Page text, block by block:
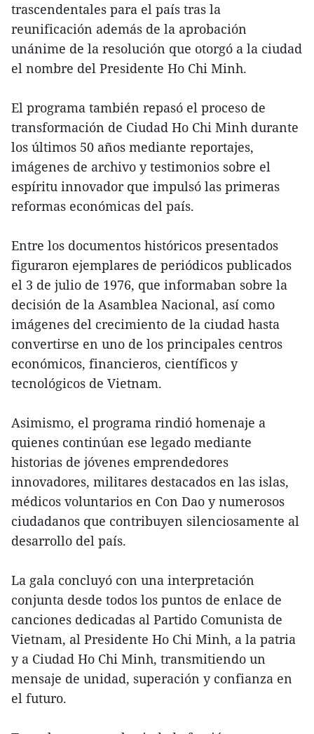
trascendentales para el país tras la
reunificación además de la aprobación
unánime de la resolución que otorgó a la ciudad
el nombre del Presidente Ho Chi Minh.
El programa también repasó el proceso de
transformación de Ciudad Ho Chi Minh durante
los últimos 50 años mediante reportajes,
imágenes de archivo y testimonios sobre el
espíritu innovador que impulsó las primeras
reformas económicas del país.
Entre los documentos históricos presentados
figuraron ejemplares de periódicos publicados
el 3 de julio de 1976, que informaban sobre la
decisión de la Asamblea Nacional, así como
imágenes del crecimiento de la ciudad hasta
convertirse en uno de los principales centros
económicos, financieros, científicos y
tecnológicos de Vietnam.
Asimismo, el programa rindió homenaje a
quienes continúan ese legado mediante
historias de jóvenes emprendedores
innovadores, militares destacados en las islas,
médicos voluntarios en Con Dao y numerosos
ciudadanos que contribuyen silenciosamente al
desarrollo del país.
La gala concluyó con una interpretación
conjunta desde todos los puntos de enlace de
canciones dedicadas al Partido Comunista de
Vietnam, al Presidente Ho Chi Minh, a la patria
y a Ciudad Ho Chi Minh, transmitiendo un
mensaje de unidad, superación y confianza en
el futuro.